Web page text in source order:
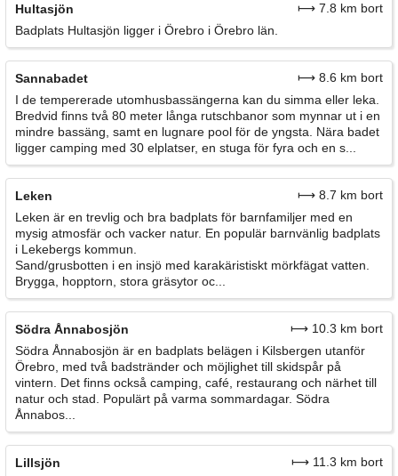
Hultasjön
⟼ 7.8 km bort
Badplats Hultasjön ligger i Örebro i Örebro län.
Sannabadet
⟼ 8.6 km bort
I de tempererade utomhusbassängerna kan du simma eller leka.
Bredvid finns två 80 meter långa rutschbanor som mynnar ut i en
mindre bassäng, samt en lugnare pool för de yngsta. Nära badet
ligger camping med 30 elplatser, en stuga för fyra och en s...
Leken
⟼ 8.7 km bort
Leken är en trevlig och bra badplats för barnfamiljer med en
mysig atmosfär och vacker natur. En populär barnvänlig badplats
i Lekebergs kommun.
Sand/grusbotten i en insjö med karakäristiskt mörkfägat vatten.
Brygga, hopptorn, stora gräsytor oc...
Södra Ånnabosjön
⟼ 10.3 km bort
Södra Ånnabosjön är en badplats belägen i Kilsbergen utanför
Örebro, med två badstränder och möjlighet till skidspår på
vintern. Det finns också camping, café, restaurang och närhet till
natur och stad. Populärt på varma sommardagar. Södra
Ånnabos...
Lillsjön
⟼ 11.3 km bort